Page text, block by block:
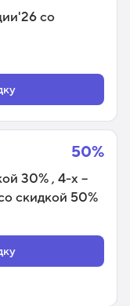
со
50%
30% , 4-х –
скидкой 50%